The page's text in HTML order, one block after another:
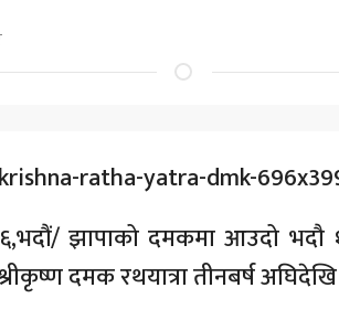
झापाको दमकमा आउदो भदौ
दमक रथयात्रा तीनबर्ष